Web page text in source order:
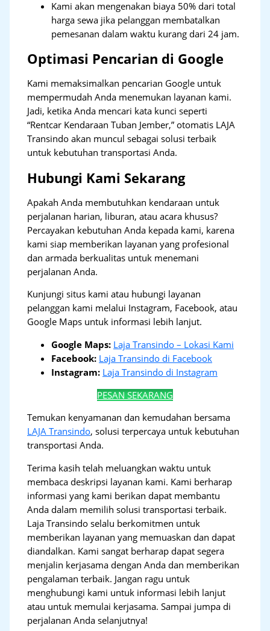
Kami akan mengenakan biaya 50% dari total
harga sewa jika pelanggan membatalkan
pemesanan dalam waktu kurang dari 24 jam.
Optimasi Pencarian di Google
Kami memaksimalkan pencarian Google untuk
mempermudah Anda menemukan layanan kami.
Jadi, ketika Anda mencari kata kunci seperti
“Rentcar Kendaraan Tuban Jember,” otomatis LAJA
Transindo akan muncul sebagai solusi terbaik
untuk kebutuhan transportasi Anda.
Hubungi Kami Sekarang
Apakah Anda membutuhkan kendaraan untuk
perjalanan harian, liburan, atau acara khusus?
Percayakan kebutuhan Anda kepada kami, karena
kami siap memberikan layanan yang profesional
dan armada berkualitas untuk menemani
perjalanan Anda.
Kunjungi situs kami atau hubungi layanan
pelanggan kami melalui Instagram, Facebook, atau
Google Maps untuk informasi lebih lanjut.
Google Maps: Laja Transindo – Lokasi Kami
Facebook: Laja Transindo di Facebook
Instagram: Laja Transindo di Instagram
PESAN SEKARANG
Temukan kenyamanan dan kemudahan bersama
LAJA Transindo, solusi terpercaya untuk kebutuhan
transportasi Anda.
Terima kasih telah meluangkan waktu untuk
membaca deskripsi layanan kami. Kami berharap
informasi yang kami berikan dapat membantu
Anda dalam memilih solusi transportasi terbaik.
Laja Transindo selalu berkomitmen untuk
memberikan layanan yang memuaskan dan dapat
diandalkan. Kami sangat berharap dapat segera
menjalin kerjasama dengan Anda dan memberikan
pengalaman terbaik. Jangan ragu untuk
menghubungi kami untuk informasi lebih lanjut
atau untuk memulai kerjasama. Sampai jumpa di
perjalanan Anda selanjutnya!